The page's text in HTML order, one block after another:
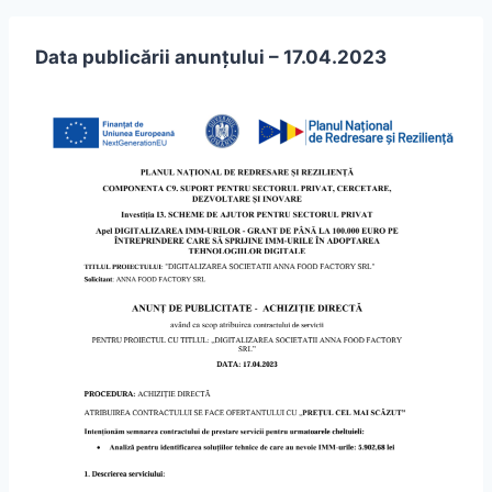
Data publicării anunțului – 17.04.2023